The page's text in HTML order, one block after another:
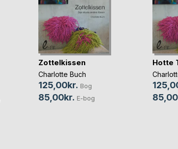
Zottelkissen
Charlotte Buch
125,00kr. Bog
85,00kr. E-bog
Hotte